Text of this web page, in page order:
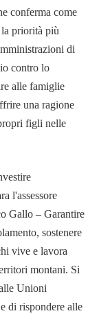
conferma come
priorità più
di
contro lo
alle famiglie
una ragione
figli nelle
l'assessore
Gallo – Garantire
sostenere
vive e lavora
montani. Si
Unioni
di rispondere alle